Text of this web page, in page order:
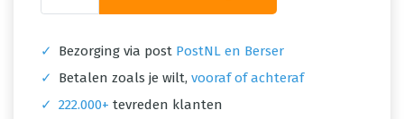
✓ Bezorging via post PostNL en Berser
✓
Betalen zoals je wilt, vooraf of achteraf
✓ 222.000+ tevreden klanten